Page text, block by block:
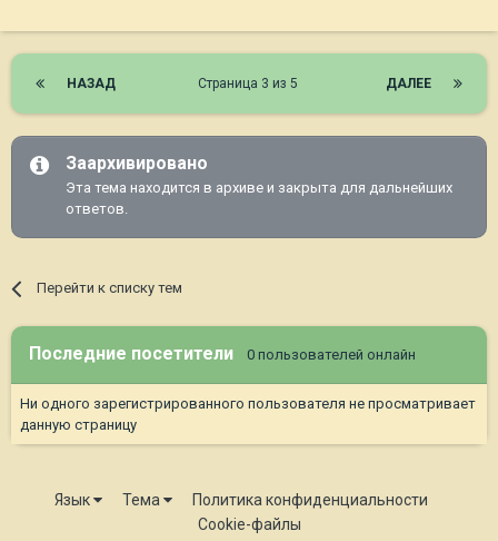
НАЗАД ДАЛЕЕ
Страница 3 из 5
Заархивировано
Эта тема находится в архиве и закрыта для дальнейших
ответов.
Перейти к списку тем
Последние посетители 0 пользователей онлайн
Ни одного зарегистрированного пользователя не просматривает
данную страницу
Язык Тема
Политика конфиденциальности
Cookie-файлы